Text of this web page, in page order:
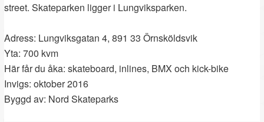
street. Skateparken ligger i Lungviksparken.
Adress: Lungviksgatan 4, 891 33 Örnsköldsvik
Yta: 700 kvm
Här får du åka: skateboard, inlines, BMX och kick-bike
Invigs: oktober 2016
Byggd av: Nord Skateparks